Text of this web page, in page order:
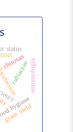
rubiaceae
hygiene
entomología
chitosan
grain yield
status